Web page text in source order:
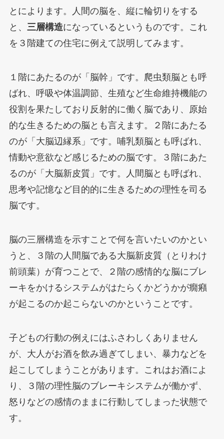
とによります。人間の脳を、縦に輪切りをする
と、 三層構造になっているというものです。これ
を３階建ての住宅に例えて説明してみます。
１階にあたるのが「脳幹」です。爬虫類脳とも呼
ばれ、呼吸や体温調節、生殖など生命維持機能の
役割を果たしており反射的に働く脳であり、原始
的な生きるための脳とも言えます。２階にあたる
のが「大脳辺縁系」です。哺乳類脳とも呼ばれ、
情動や意欲など感じるための脳です。３階にあた
るのが「大脳新皮質」です。人間脳とも呼ばれ、
思考や記憶など目的的に生きるための理性を司る
脳です。
脳の三層構造を示すことで何を言いたいのかとい
うと、３階の人間脳である大脳新皮質（とりわけ
前頭葉）が育つことで、２階の感情的な脳にブレ
ーキをかけるシステムがはたらくかどうかが癇癪
が起こるのか起こらないのかということです。
子どもの行動の例えにはふさわしくありません
が、大人がお酒を飲み過ぎてしまい、暴力などを
起こしてしまうことがあります。これはお酒によ
り、３階の理性脳のブレーキシステムが働かず、
怒りなどの感情のままに行動してしまった状態で
す。